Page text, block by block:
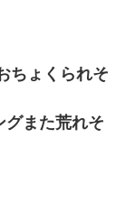
ちょくられそ
グまた荒れそ